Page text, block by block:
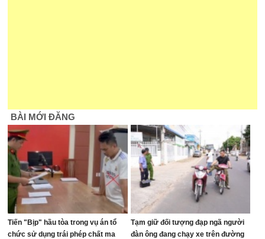
BÀI MỚI ĐĂNG
Tiến "Bịp" hầu tòa trong vụ án tổ
chức sử dụng trái phép chất ma
Tạm giữ đối tượng đạp ngã người
đàn ông đang chạy xe trên đường